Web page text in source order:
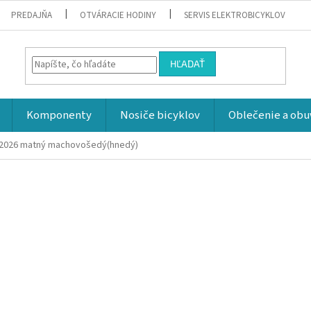
PREDAJŇA OTVÁRACIE HODINY SERVIS ELEKTROBICYKLOV
HĽADAŤ
Komponenty Nosiče bicyklov Oblečenie a
matný machovošedý(hnedý)